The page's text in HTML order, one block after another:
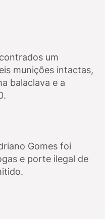
um
munições intactas,
balaclava e a
Gomes foi
e porte ilegal de